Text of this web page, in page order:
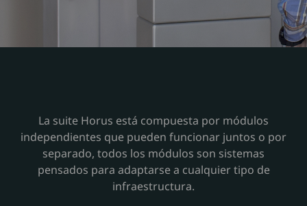
La suite Horus está compuesta por módulos
independientes que pueden funcionar juntos o por
separado, todos los módulos son sistemas
pensados para adaptarse a cualquier tipo de
infraestructura.